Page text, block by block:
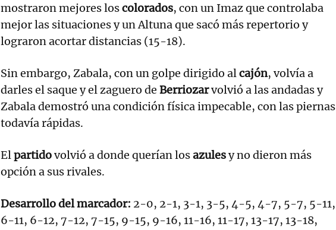
mostraron mejores loscolorados, con un Imaz que controlaba
mejor las situaciones y un Altuna que sacó más repertorio y
lograron acortar distancias (15-18).
Sin embargo, Zabala, con un golpe dirigido alcajón, volvía a
darles el saque y el zaguero de Berriozarvolvió a las andadas y
Zabala demostró una condición física impecable, con las piernas
todavía rápidas.
Elpartidovolvió a donde querían losazulesy no dieron más
opción a sus rivales.
Desarrollo del marcador: 2-0, 2-1, 3-1, 3-5, 4-5, 4-7, 5-7, 5-11,
6-11, 6-12, 7-12, 7-15, 9-15, 9-16, 11-16, 11-17, 13-17, 13-18,